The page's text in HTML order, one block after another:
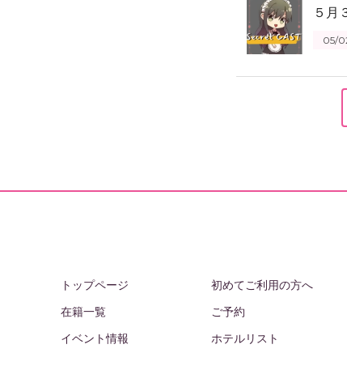
５月
05/
トップページ 初めてご利用の方へ
在籍一覧
ご予約
イベント情報
ホテルリスト